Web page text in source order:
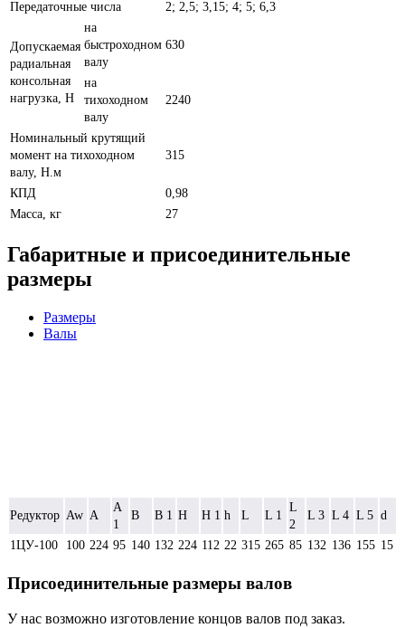
Передаточные числа 2; 2,5; 3,15; 4; 5; 6,3
Допускаемая
радиальная
консольная
нагрузка, Н
на
быстроходном
валу
630
на
тихоходном
валу
2240
Номинальный крутящий
момент на тихоходном
валу, Н.м
315
КПД
0,98
Масса, кг
27
Габаритные и присоединительные
размеры
Размеры
Валы
Редуктор Aw A
A
1
B B 1 H H 1 h L L 1
L
2
L 3 L 4 L 5 d
1ЦУ-100 100 224 95 140 132 224 112 22 315 265 85 132 136 155 15
Присоединительные размеры валов
У нас возможно изготовление концов валов под заказ.